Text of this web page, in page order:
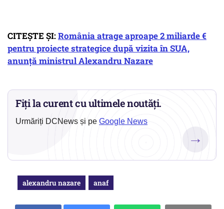
CITEȘTE ȘI:România atrage aproape 2 miliarde €
pentru proiecte strategice după vizita în SUA,
anunță ministrul Alexandru Nazare
Fiți la curent cu ultimele noutăți.
Urmăriți DCNews și pe Google News
→
alexandru nazare anaf